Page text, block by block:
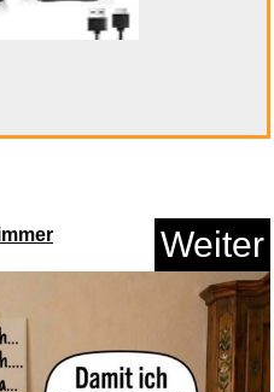
Doch! Ohhh!
Anzeige
Weiter